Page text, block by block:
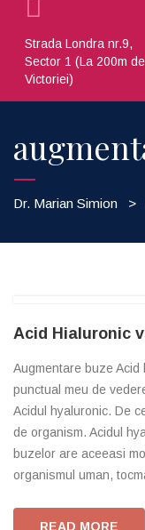
Strada Londra nr.9,
Sector 1 (La 200m
Victoriei)
Dr. Marian Simion >
Acid Hialuronic
Augmentare buze
punctual meu de
Acidul hyaluronic. De
de organism. Acidul
buzelor are aceeasi
organismul uman,
READ MORE